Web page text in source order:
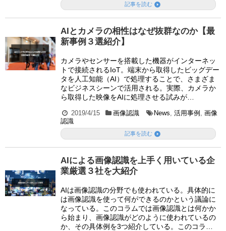
記事を読む 
AIとカメラの相性はなぜ抜群なのか【最
新事例３選紹介】
カメラやセンサーを搭載した機器がインターネッ
トで接続されるIoT。端末から取得したビッグデー
タを人工知能（AI）で処理することで、さまざま
なビジネスシーンで活用される。実際、カメラか
ら取得した映像をAIに処理させる試みが…
2019/4/15 画像認識 News ,活用事例 ,画像
認識
記事を読む 
AIによる画像認識を上手く用いている企
業厳選３社を大紹介
AIは画像認識の分野でも使われている。具体的に
は画像認識を使って何ができるのかという議論に
なっている。このコラムでは画像認識とは何かか
ら始まり、画像認識がどのように使われているの
か、その具体例を3つ紹介している。このコラ…